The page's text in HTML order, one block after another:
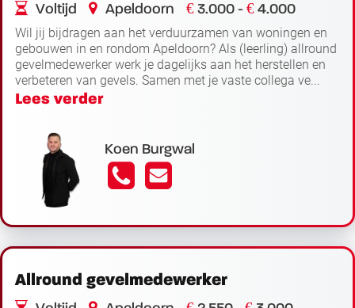
Voltijd Apeldoorn € 3.000 - € 4.000
Wil jij bijdragen aan het verduurzamen van woningen en
gebouwen in en rondom Apeldoorn? Als (leerling) allround
gevelmedewerker werk je dagelijks aan het herstellen en
verbeteren van gevels. Samen met je vaste collega ve...
Lees verder
Koen Burgwal
Allround gevelmedewerker